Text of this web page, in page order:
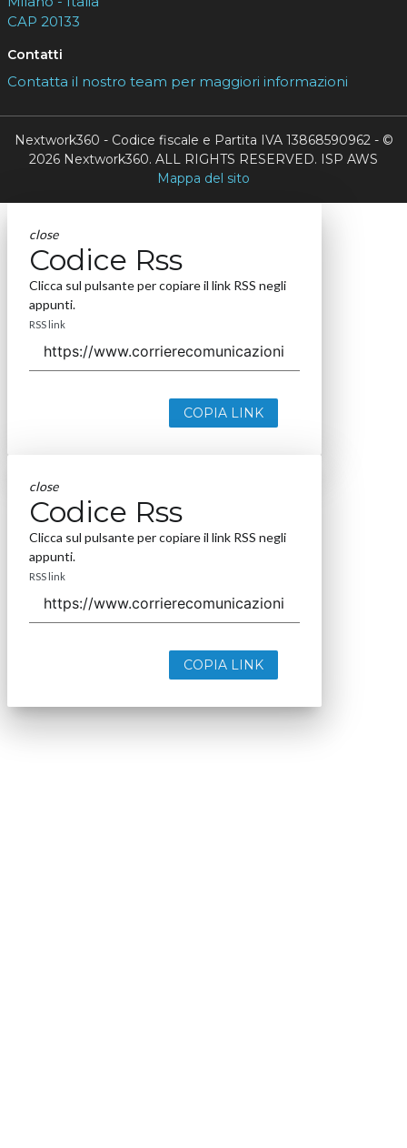
CAP 20133
Contatti
Contatta il nostro team per maggiori informazioni
Nextwork360 - Codice fiscale e Partita IVA 13868590962 - ©
2026 Nextwork360. ALL RIGHTS RESERVED. ISP AWS
Mappa del sito
close
Codice Rss
Clicca sul pulsante per copiare il link RSS negli
appunti.
RSS link
COPIA LINK
close
Codice Rss
Clicca sul pulsante per copiare il link RSS negli
appunti.
RSS link
COPIA LINK